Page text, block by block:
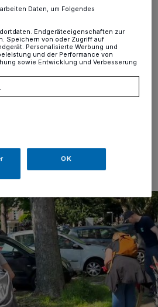
„Du bist Rheinhausen“ startet am
10 Uhr eine weitere
sogenannten Dreiecksbeet an
Duisburger Straße in 47226
und wird bis 12 Uhr das dortige
der Solidarität in Angriff nehmen.
Daten, um Folgendes
Endgeräteeigenschaften zur
Speichern von oder Zugriff auf
Personalisierte Werbung und
und der Performance von
sowie Entwicklung und Verbesserung
OK